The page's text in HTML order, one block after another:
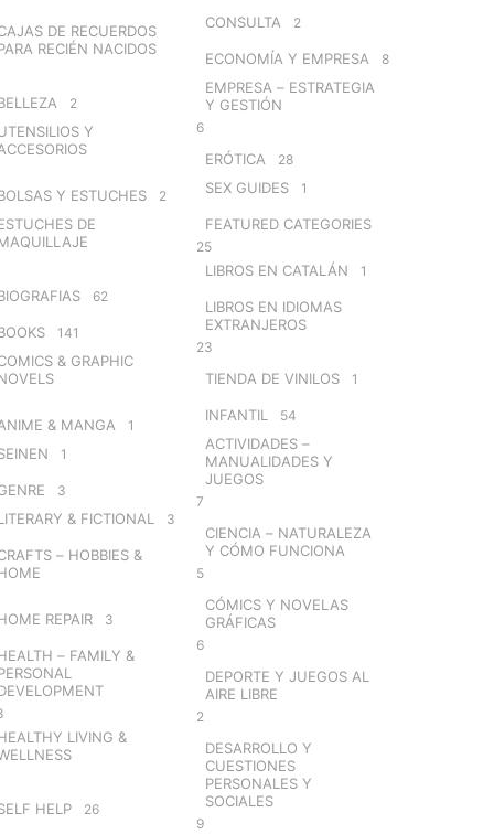
DE RECUERDOS
RECIÉN NACIDOS
2
Y
Y ESTUCHES 2
DE
62
141
& GRAPHIC
& MANGA 1
1
3
& FICTIONAL 3
– HOBBIES &
REPAIR 3
– FAMILY &
LIVING &
HELP 26
CONSULTA 2
ECONOMÍA Y EMPRESA 8
EMPRESA – ESTRATEGIA
Y GESTIÓN
6
ERÓTICA 28
SEX GUIDES 1
FEATURED CATEGORIES
25
LIBROS EN CATALÁN 1
LIBROS EN IDIOMAS
EXTRANJEROS
23
TIENDA DE VINILOS 1
INFANTIL 54
ACTIVIDADES –
MANUALIDADES Y
JUEGOS
7
CIENCIA – NATURALEZA
Y CÓMO FUNCIONA
5
CÓMICS Y NOVELAS
GRÁFICAS
6
DEPORTE Y JUEGOS AL
AIRE LIBRE
2
DESARROLLO Y
CUESTIONES
PERSONALES Y
SOCIALES
9